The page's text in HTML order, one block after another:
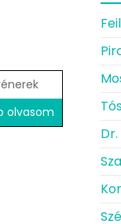
olvasom